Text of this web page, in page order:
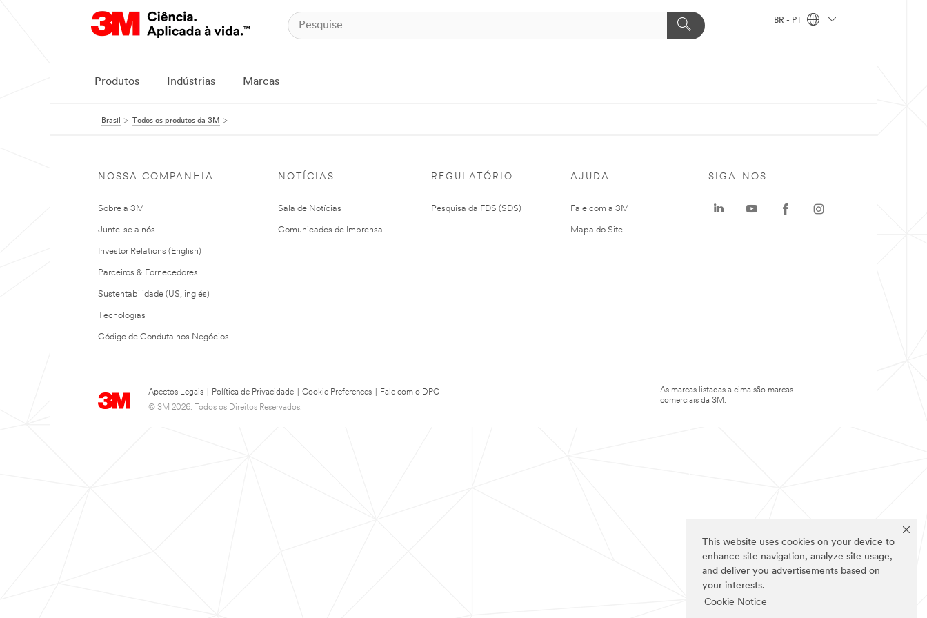
This website uses cookies on your device to
enhance site navigation, analyze site usage,
and deliver you advertisements based on
your interests.
Cookie Notice
BR - PT
Produtos Indústrias Marcas
Brasil Todos os produtos da 3M
NOSSA COMPANHIA
Sobre a 3M
Junte-se a nós
Investor Relations (English)
Parceiros & Fornecedores
Sustentabilidade (US, inglés)
Tecnologias
Código de Conduta nos Negócios
NOTÍCIAS
Sala de Notícias
Comunicados de Imprensa
REGULATÓRIO
Pesquisa da FDS (SDS)
AJUDA
Fale com a 3M
Mapa do Site
Apectos Legais Política de Privacidade Cookie Preferences
Fale com o DPO
© 3M 2026. Todos os Direitos Reservados.
SIGA-NOS
As marcas listadas a cima são marcas
comerciais da 3M.